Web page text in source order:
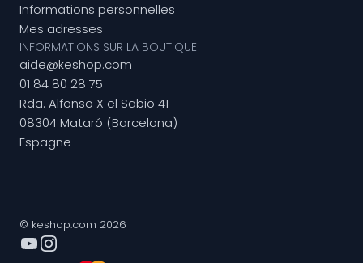
Informations personnelles
Mes adresses
INFORMATIONS SUR LA BOUTIQUE
aide@keshop.com
01 84 80 28 75
Rda. Alfonso X el Sabio 41
08304 Mataró (Barcelona)
Espagne
© keshop.com 2026